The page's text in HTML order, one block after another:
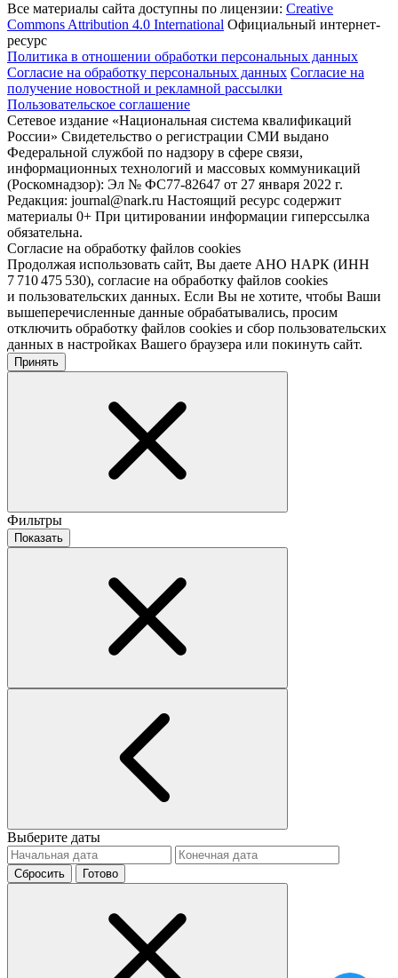
Все материалы сайта доступны по лицензии: Creative
Commons Attribution 4.0 International Официальный интернет-
ресурс
Политика в отношении обработки персональных данных
Согласие на обработку персональных данных Согласие на
получение новостной и рекламной рассылки
Пользовательское соглашение
Сетевое издание «Национальная система квалификаций
России» Свидетельство о регистрации СМИ выдано
Федеральной службой по надзору в сфере связи,
информационных технологий и массовых коммуникаций
(Роскомнадзор): Эл № ФС77-82647 от 27 января 2022 г.
Редакция: journal@nark.ru Настоящий ресурс содержит
материалы 0+ При цитировании информации гиперссылка
обязательна.
Согласие на обработку файлов cookies
Продолжая использовать сайт, Вы даете АНО НАРК (ИНН
7 710 475 530), согласие на обработку файлов cookies
и пользовательских данных. Если Вы не хотите, чтобы Ваши
вышеперечисленные данные обрабатывались, просим
отключить обработку файлов cookies и сбор пользовательских
данных в настройках Вашего браузера или покинуть сайт.
Принять
Фильтры
Показать
Выберите даты
Сбросить Готово